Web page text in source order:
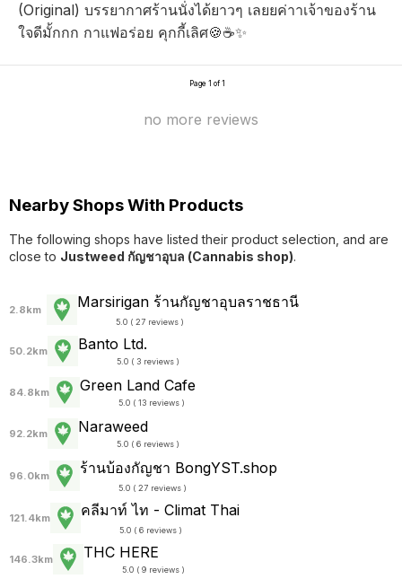
(Original) บรรยากาศร้านนั่งได้ยาวๆ เลยยค่าาเจ้าของร้าน
ใจดีมั้กกก กาแฟอร่อย คุกกี้เลิศ🍪☕️✨
Page 1 of 1
no more reviews
Nearby Shops With Products
The following shops have listed their product selection, and are
close to Justweed กัญชาอุบล (Cannabis shop).
2.8km Marsirigan ร้านกัญชาอุบลราชธานี
5.0 ( 27 reviews )
50.2km Banto Ltd.
5.0 ( 3 reviews )
84.8km Green Land Cafe
5.0 ( 13 reviews )
92.2km Naraweed
5.0 ( 6 reviews )
96.0km ร้านบ้องกัญชา BongYST.shop
5.0 ( 27 reviews )
121.4km คลีมาท์ ไท - Climat Thai
5.0 ( 6 reviews )
146.3km THC HERE
5.0 ( 9 reviews )